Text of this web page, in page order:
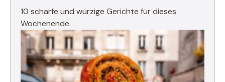
10 scharfe und würzige Gerichte für dieses
Wochenende